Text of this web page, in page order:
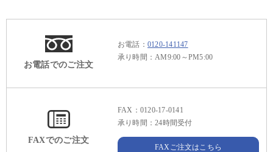
お電話でのご注文
お電話： 0120-141147
承り時間：AM9:00～PM5:00
FAXでのご注文
FAX：0120-17-0141
承り時間：24時間受付
FAXご注文はこちら